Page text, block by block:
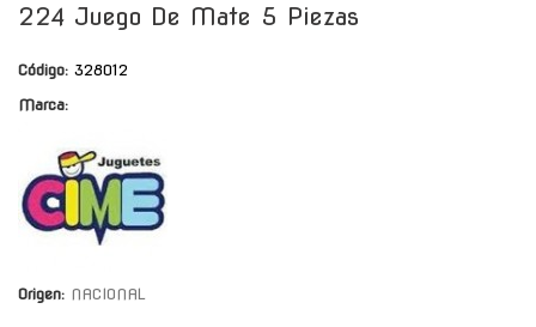
224 Juego De Mate 5 Piezas
Código: 328012
Marca:
Origen: NACIONAL